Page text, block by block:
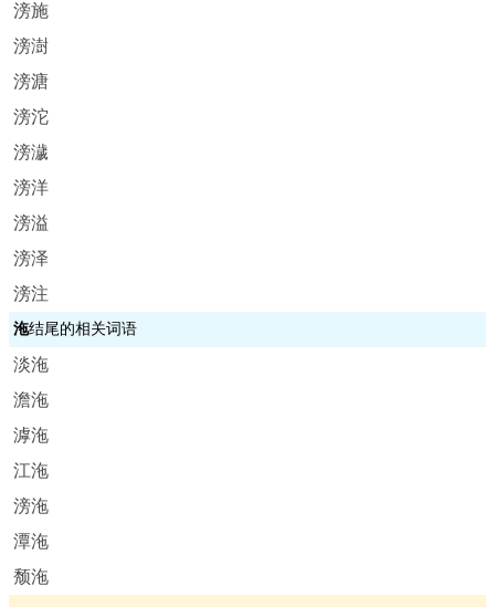
滂施
滂澍
滂溏
滂沱
滂濊
滂洋
滂溢
滂泽
滂注
沲结尾的相关词语
淡沲
澹沲
滹沲
江沲
滂沲
潭沲
颓沲